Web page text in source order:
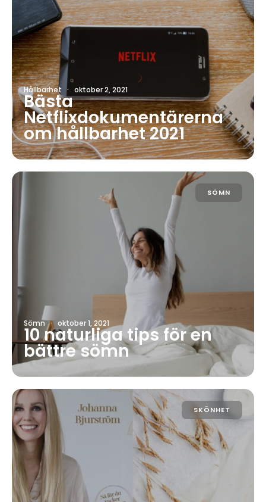
Hållbarhet · oktober 2, 2021
Bästa
Netflixdokumentärerna
om hållbarhet 2021
SÖMN
Sömn · oktober 1, 2021
10 naturliga tips för en
bättre sömn
SKÖNHET